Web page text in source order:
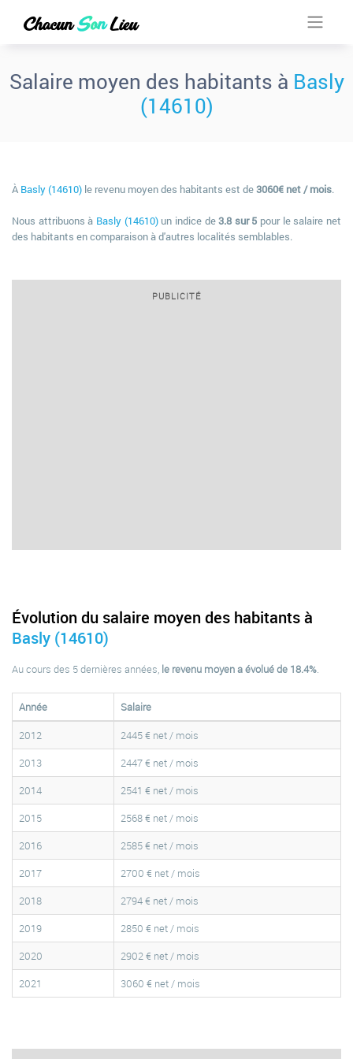
Salaire moyen des habitants à Basly
(14610)
À Basly (14610) le revenu moyen des habitants est de3060€ net / mois.
Nous attribuons à Basly (14610)un indice de3.8 sur 5 pour le salaire net
des habitants en comparaison à d'autres localités semblables.
PUBLICITÉ
Évolution du salaire moyen des habitants à
Basly (14610)
Au cours des 5 dernières années, le revenu moyen a évolué de 18.4%.
Année
Salaire
2012
2445 € net / mois
2013
2447 € net / mois
2014
2541 € net / mois
2015
2568 € net / mois
2016
2585 € net / mois
2017
2700 € net / mois
2018
2794 € net / mois
2019
2850 € net / mois
2020
2902 € net / mois
2021
3060 € net / mois